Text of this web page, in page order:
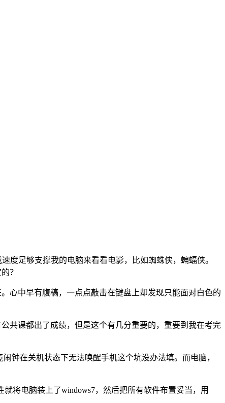
度足够支撑我的电脑来看看电影，比如蜘蛛侠，蝙蝠侠。
？
心中早有腹稿，一点点敲击在键盘上却发现只能面对白色的
共课都出了成绩，但是这个有几分重要的，重要到我在考完
钟在关机状态下无法唤醒手机这个坑没办法填。而电脑，
将电脑装上了windows7，然后把所有软件布置妥当，用